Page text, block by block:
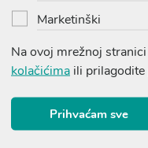
Marketinški
Na ovoj mrežnoj
kolačićima ili prilagodite
Prihvaćam sve